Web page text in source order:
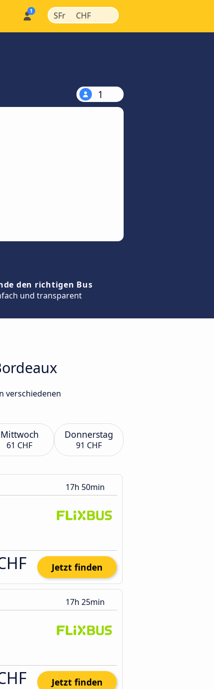
SFr | CHF |
1
den richtigen Bus
und transparent
verschiedenen
Mittwoch
61 CHF
Donnerstag
91 CHF
17h 50min
Jetzt finden
17h 25min
Jetzt finden